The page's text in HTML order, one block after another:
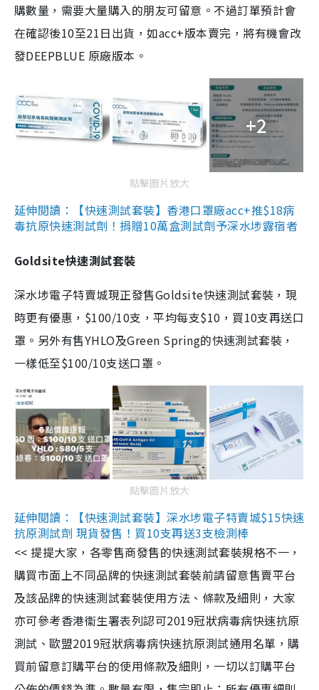
購數量，需要大量購入的朋友可留意。不過訂單預計會
在確認後10至21日出貨，如acc+版本賣完，將有機會改
發DEEPBLUE 原廠版本。
+2
點擊圖片放大
延伸閱讀：【快速測試套裝】香港口罩廠acc+推$18病
毒抗原快速測試劑！捐贈10萬盒測試劑予深水埗露宿者
Goldsite快速測試套裝
深水埗電子特賣城現正發售Goldsite快速測試套裝，現
時更有優惠，$100/10支，平均每支$10，買10支再送口
罩。另外有售YHLO及Green Spring的快速測試套裝，
一樣低至$100/10支送口罩。
點擊圖片放大
延伸閱讀：【快速測試套裝】深水埗電子特賣城$15快速
抗原測試劑 現貨發售！買10支再送3支檢測棒
<< 提提大家，各零售商發售的快速測試套裝規格不一，
購買市面上不同品牌的快速測試套裝前請留意售賣平台
及該品牌的快速測試套裝使用方法、條款及細則，大家
亦可參考香港衞生署表列認可2019冠狀病毒病快速抗原
測試、歐盟2019冠狀病毒病快速抗原測試通用名單，購
買前留意訂購平台的使用條款及細則，一切以訂購平台